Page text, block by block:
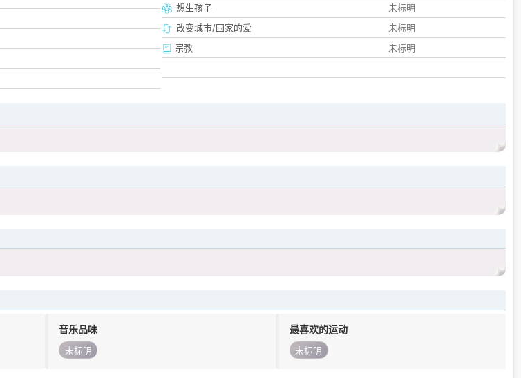
想生孩子
未标明
改变城市/国家的爱
未标明
宗教
未标明
音乐品味
未标明
最喜欢的运动
未标明